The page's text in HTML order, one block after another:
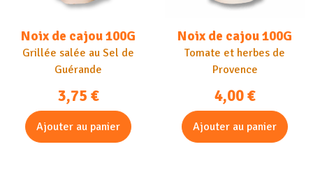
Noix de cajou 100G
Grillée salée au Sel de
Guérande
3,75 €
Ajouter au panier
Noix de cajou 100G
Tomate et herbes de
Provence
4,00€
Ajouter au panier